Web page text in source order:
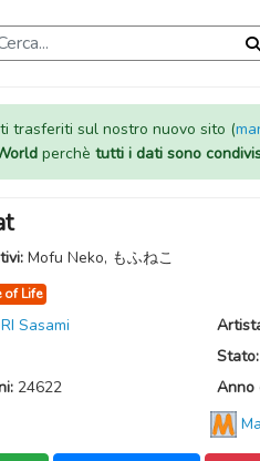
trasferiti sul nostro nuovo sito (
perchè tutti i dati sono
Mofu Neko, もふねこ
of Life
Sasami
Stato:
24622 Anno